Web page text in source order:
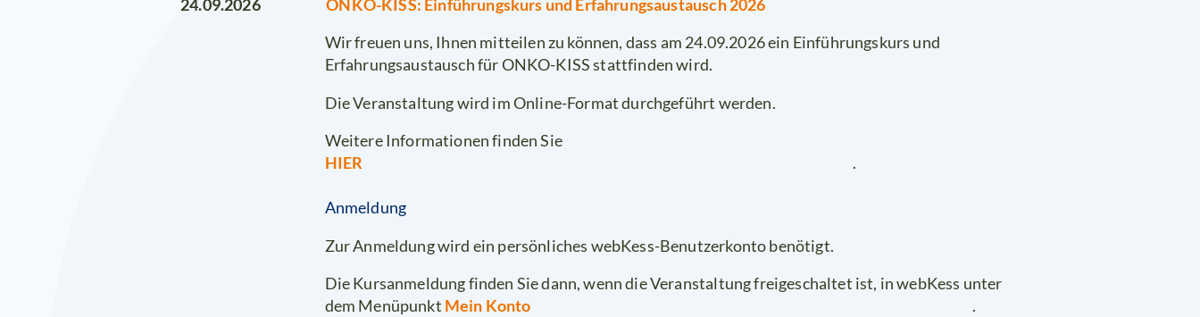
24.09.2026 ONKO-KISS: Einführungskurs und Erfahrungsaustausch 2026
Wir freuen uns, Ihnen mitteilen zu können, dass am 24.09.2026 ein Einführungskurs und
Erfahrungsaustausch für ONKO-KISS stattfinden wird.
Die Veranstaltung wird im Online-Format durchgeführt werden.
Weitere Informationen finden Sie
HIER .
Anmeldung
Zur Anmeldung wird ein persönliches webKess-Benutzerkonto benötigt.
Die Kursanmeldung finden Sie dann, wenn die Veranstaltung freigeschaltet ist, in webKess unter
dem Menüpunkt Mein Konto .